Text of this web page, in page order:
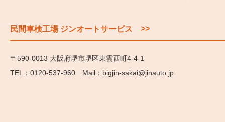
民間車検工場 ジンオートサービス >>
〒590-0013 大阪府堺市堺区東雲西町4-4-1
0120-537-960
bigjin-sakai@jinauto.jp